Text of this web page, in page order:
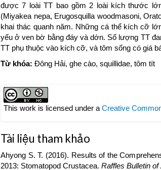
được 7 loài TT bao gồm 2 loài kích thước
(Miyakea nepa, Erugosquilla woodmasoni,
khai thác quanh năm. Những cá thể kích cỡ
yếu ở ven bờ bằng đáy và dớn. Số lượng TT
TT phụ thuộc vào kích cỡ, và tôm sống có giá
Từ khóa: Đông Hải, ghe cào, squillidae, tôm tít
Article
Details
This work is licensed under a Creative
Tài liệu tham khảo
Ahyong S. T. (2016). Results of the
2013: Stomatopod Crustacea. Raffles Bulletin